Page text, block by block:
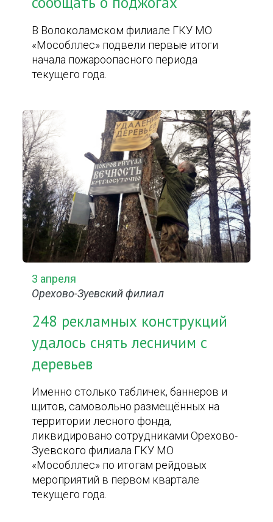
В Волоколамском филиале ГКУ МО
«Мособллес» подвели первые итоги
начала пожароопасного периода
текущего года.
3 апреля
Орехово-Зуевский филиал
248 рекламных конструкций
удалось снять лесничим с
деревьев
Именно столько табличек, баннеров и
щитов, самовольно размещённых на
территории лесного фонда,
ликвидировано сотрудниками Орехово-
Зуевского филиала ГКУ МО
«Мособллес» по итогам рейдовых
мероприятий в первом квартале
текущего года.